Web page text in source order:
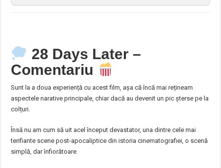
28 Days Later –
Comentariu
Sunt la a doua experiență cu acest film, așa că încă mai rețineam
aspectele narative principale, chiar dacă au devenit un pic șterse pe la
colțuri.
Însă nu am cum să uit acel început devastator, una dintre cele mai
terifiante scene post-apocaliptice din istoria cinematografiei, o scenă
simplă, dar înfiorătoare.